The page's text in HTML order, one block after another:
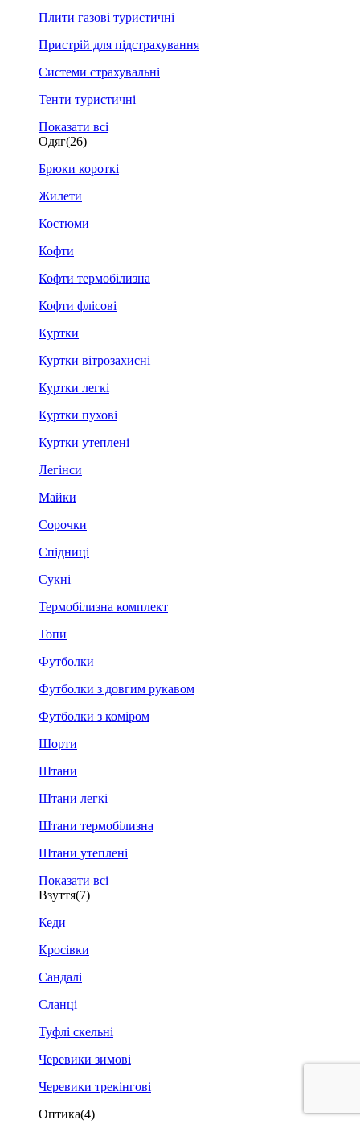
Плити газові туристичні
Пристрій для підстрахування
Системи страхувальні
Тенти туристичні
Показати всі
Одяг(26)
Брюки короткі
Жилети
Костюми
Кофти
Кофти термобілизна
Кофти флісові
Куртки
Куртки вітрозахисні
Куртки легкі
Куртки пухові
Куртки утеплені
Легінси
Майки
Сорочки
Спідниці
Сукні
Термобілизна комплект
Топи
Футболки
Футболки з довгим рукавом
Футболки з коміром
Шорти
Штани
Штани легкі
Штани термобілизна
Штани утеплені
Показати всі
Взуття(7)
Кеди
Кросівки
Сандалі
Сланці
Туфлі скельні
Черевики зимові
Черевики трекінгові
Оптика(4)